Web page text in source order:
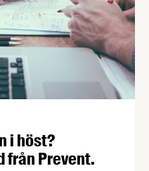
i höst?
från Prevent.